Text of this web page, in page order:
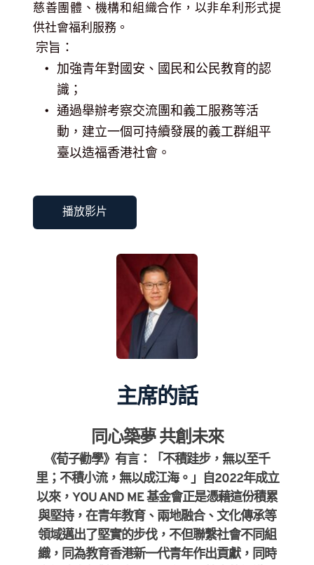
慈善團體、機構和組織合作，以非牟利形式提
供社會福利服務。
宗旨：
加強青年對國安、國民和公民教育的認
識；
通過舉辦考察交流團和義工服務等活
動，建立一個可持續發展的義工群組平
臺以造福香港社會。
播放影片
主席的話
同心築夢 共創未來
《荀子·勸學》有言：「不積跬步，無以至千
里；不積小流，無以成江海。」自2022年成立
以來，YOU AND ME 基金會正是憑藉這份積累
與堅持，在青年教育、兩地融合、文化傳承等
領域邁出了堅實的步伐，不但聯繫社會不同組
織，同為教育香港新一代青年作出貢獻，同時